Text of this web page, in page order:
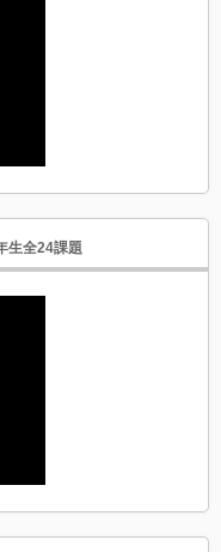
生全24課題